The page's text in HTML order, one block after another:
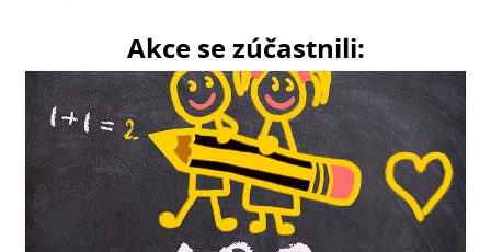
Akce se zúčastnili: